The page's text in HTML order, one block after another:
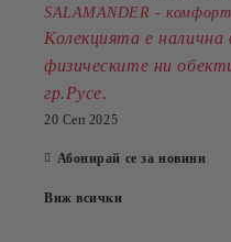
SALAMANDER -
Колекцията е налична
физическите ни
гр.Русе.
20 Сеп 2025
Абонирай се за новини
Виж всички